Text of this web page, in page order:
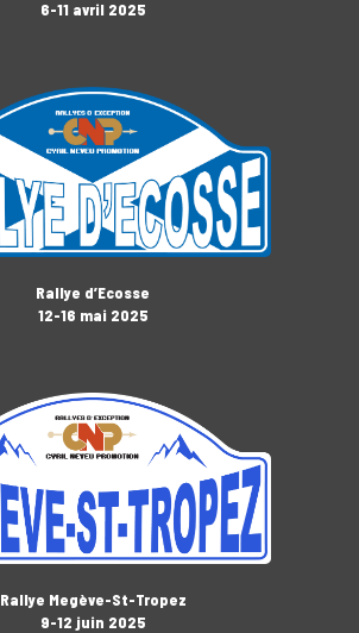
6-11 avril 2025
Rallye d’Ecosse
12-16 mai 2025
Rallye Megève-St-Tropez
9-12 juin 2025